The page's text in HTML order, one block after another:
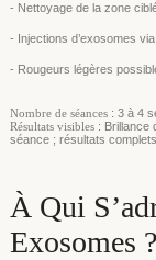
- Nettoyage de la zone
- Injections d’exosomes
- Rougeurs légères
Nombre de séances: 3 à 4
Résultats visibles: Brillance
séance ; résultats
À Qui
Exosomes ?